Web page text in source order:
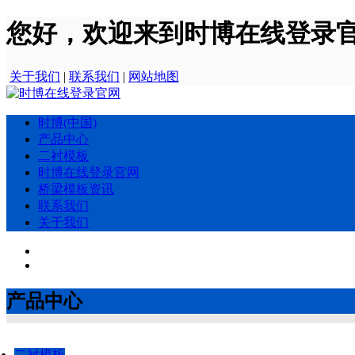
您好，欢迎来到时博在线登录
关于我们 | 联系我们 | 网站地图
时博(中国)
产品中心
二衬模板
时博在线登录官网
桥梁模板资讯
联系我们
关于我们
产品中心